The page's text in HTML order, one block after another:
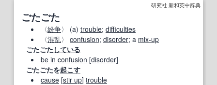
研究社 新和英中辞典
ごたごた
〈紛争〉 (a) trouble; difficulties
〈混乱〉 confusion; disorder; a mix‐up
ごたごた している
be in confusion [disorder]
ごたごたを起こす
cause [stir up] trouble